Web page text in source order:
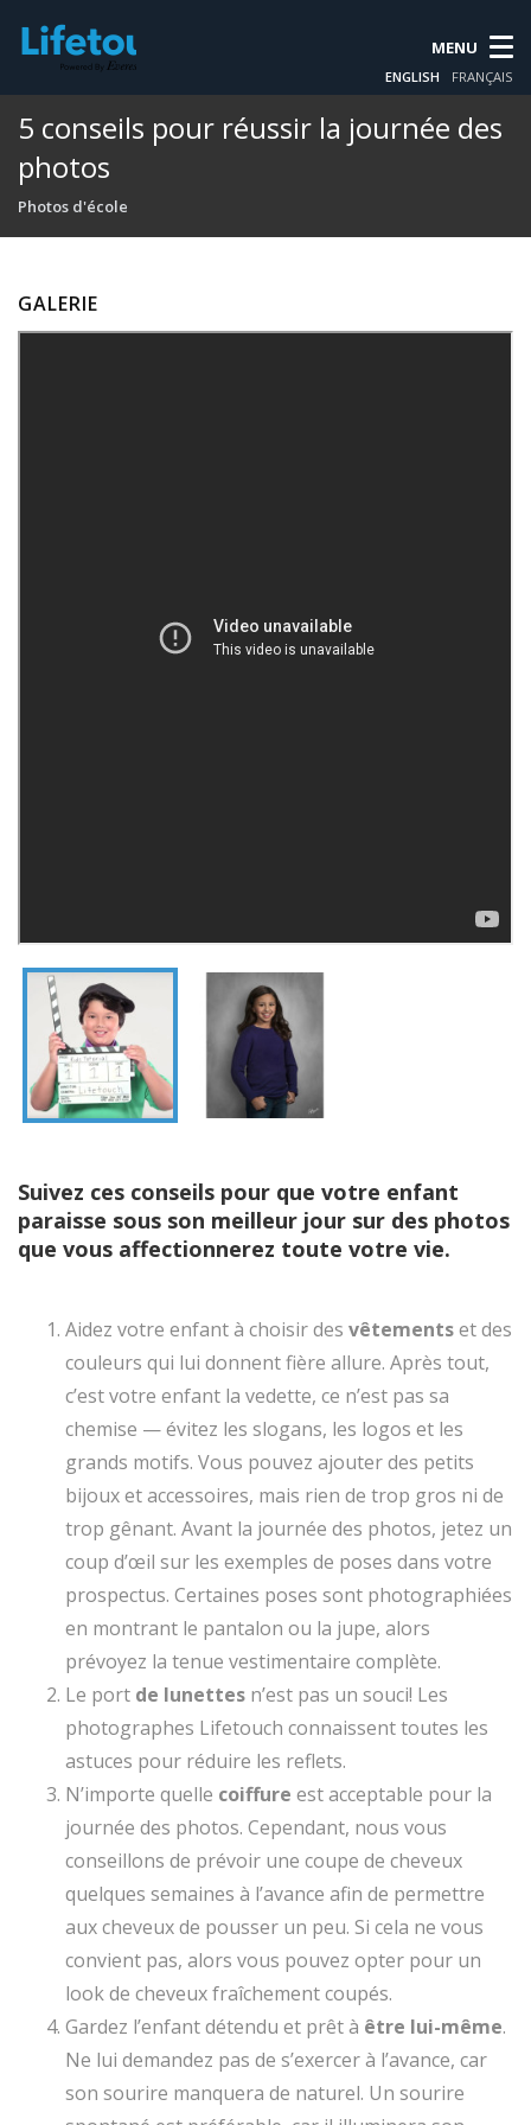
ENGLISH FRANÇAIS
MENU
5 conseils pour réussir la journée des
photos
Photos d'école
GALERIE
Suivez ces conseils pour que votre enfant
paraisse sous son meilleur jour sur des photos
que vous affectionnerez toute votre vie.
Aidez votre enfant à choisir des vêtementset des
couleurs qui lui donnent fière allure. Après tout,
c’est votre enfant la vedette, ce n’est pas sa
chemise — évitez les slogans, les logos et les
grands motifs. Vous pouvez ajouter des petits
bijoux et accessoires, mais rien de trop gros ni de
trop gênant. Avant la journée des photos, jetez un
coup d’œil sur les exemples de poses dans votre
prospectus. Certaines poses sont photographiées
en montrant le pantalon ou la jupe, alors
prévoyez la tenue vestimentaire complète.
Le port de lunettes n’est pas un souci! Les
photographes Lifetouch connaissent toutes les
astuces pour réduire les reflets.
N’importe quelle coiffure est acceptable pour la
journée des photos. Cependant, nous vous
conseillons de prévoir une coupe de cheveux
quelques semaines à l’avance afin de permettre
aux cheveux de pousser un peu. Si cela ne vous
convient pas, alors vous pouvez opter pour un
look de cheveux fraîchement coupés.
Gardez l’enfant détendu et prêt à être lui-même.
Ne lui demandez pas de s’exercer à l’avance, car
son sourire manquera de naturel. Un sourire